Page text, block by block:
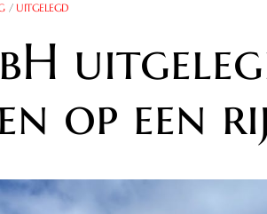
/ UITGELEGD
op een